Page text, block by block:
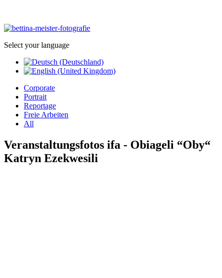
Select your language
Corporate
Portrait
Reportage
Freie Arbeiten
All
Veranstaltungsfotos ifa - Obiageli “Oby“
Katryn Ezekwesili